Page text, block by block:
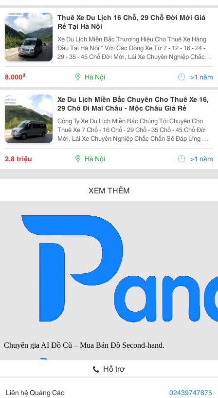
Thuê Xe Du Lịch 16 Chỗ, 29 Chỗ Đời Mới Giá
Rẻ Tại Hà Nội
Xe Du Lịch Miền Bắc Thương Hiệu Cho Thuê Xe Hàng
Đầu Tại Hà Nội * Với Các Dòng Xe Từ 7 - 12 - 16 - 24 -
29 - 35 - 45 Chỗ Đời Mới, Lái Xe Chuyên Nghiệp Chắc
Chắn Sẽ Đáp Ứng Mọi Nhu Cầu Thuê Xe Của Cá Nhân,
8.000₫ Hà Nội >1 năm
Xe Du Lịch Miền Bắc Chuyên Cho Thuê Xe 16,
29 Chô Đi Mai Châu - Mộc Châu Giá Rẻ
Công Ty Xe Du Lịch Miền Bắc Chúng Tôi Chuyên Cho
Thuê Xe 7 Chỗ - 16 Chỗ - 29 Chỗ - 35 Chỗ - 45 Chỗ Đời
Mới, Lái Xe Chuyên Nghiệp Chắc Chắn Sẽ Đáp Ứng Mọi
Nhu Cầu Thuê Xe Của Cá Nhân- Gia Đình- Tập Thể, Cơ
Quan Đi Du Lịch , Thăm Quan Nghỉ Mát, Lễ Hội,
2,8 triệu Hà Nội >1 năm
XEM THÊM
Hỗ trợ
Liên hệ Quảng Cáo 02439747875